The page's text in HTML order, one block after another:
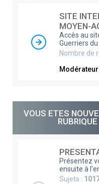
SITE
MOYEN-
Accès au
Guerriers
Nombre de
Modérateur
VOUS ETES
Présentez
ensuite à
Sujets :